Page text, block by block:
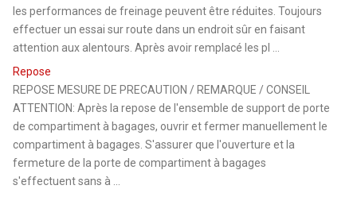
les performances de freinage peuvent être réduites. Toujours
effectuer un essai sur route dans un endroit sûr en faisant
attention aux alentours. Après avoir remplacé les pl ...
Repose
REPOSE MESURE DE PRECAUTION / REMARQUE / CONSEIL
ATTENTION: Après la repose de l'ensemble de support de porte
de compartiment à bagages, ouvrir et fermer manuellement le
compartiment à bagages. S'assurer que l'ouverture et la
fermeture de la porte de compartiment à bagages
s'effectuent sans à ...